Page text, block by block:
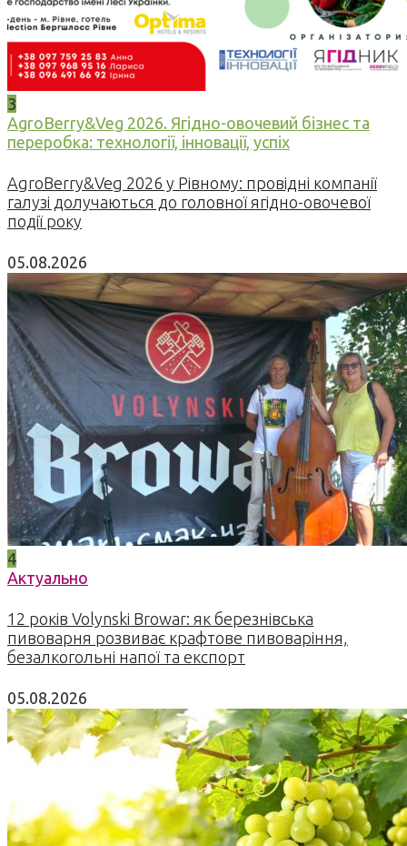
3
AgroBerry&Veg 2026. Ягідно-овочевий бізнес та
переробка: технології, інновації, успіх
AgroBerry&Veg 2026 у Рівному: провідні компанії
галузі долучаються до головної ягідно-овочевої
події року
05.08.2026
4
Актуально
12 років Volynski Browar: як березнівська
пивоварня розвиває крафтове пивоваріння,
безалкогольні напої та експорт
05.08.2026